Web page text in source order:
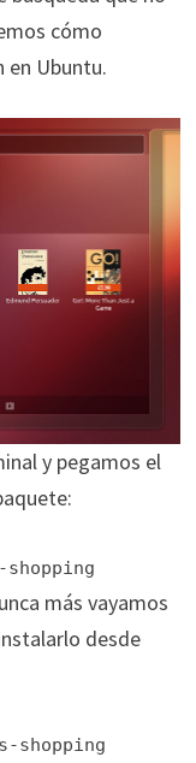
cómo
en Ubuntu.
y pegamos el
más vayamos
desde